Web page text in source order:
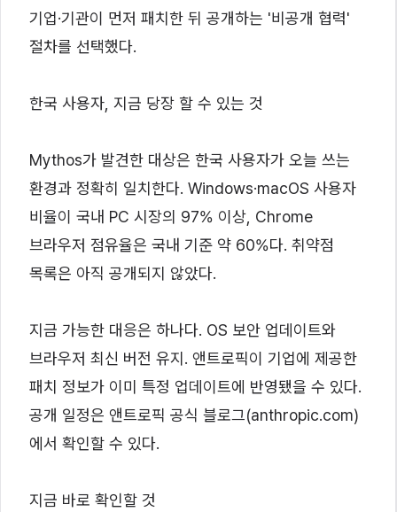
기업·기관이 먼저 패치한 뒤 공개하는 '비공개 협력'
절차를 선택했다.
한국 사용자, 지금 당장 할 수 있는 것
Mythos가 발견한 대상은 한국 사용자가 오늘 쓰는
환경과 정확히 일치한다. Windows·macOS 사용자
비율이 국내 PC 시장의 97% 이상, Chrome
브라우저 점유율은 국내 기준 약 60%다. 취약점
목록은 아직 공개되지 않았다.
지금 가능한 대응은 하나다. OS 보안 업데이트와
브라우저 최신 버전 유지. 앤트로픽이 기업에 제공한
패치 정보가 이미 특정 업데이트에 반영됐을 수 있다.
공개 일정은 앤트로픽 공식 블로그(anthropic.com)
에서 확인할 수 있다.
지금 바로 확인할 것